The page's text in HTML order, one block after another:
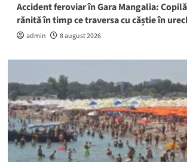
Accident feroviar în Gara Mangalia:
rănită în timp ce traversa cu căștie în
admin 8 august 2026